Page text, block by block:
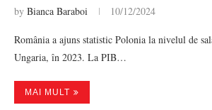
by Bianca Baraboi 10/12/2024
România a ajuns statistic Polonia la nivelul de
Ungaria, în 2023. La PIB…
MAI MULT